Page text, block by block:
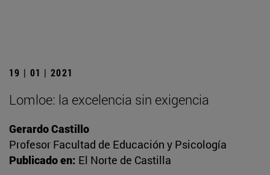
19 | 01 | 2021
Lomloe: la excelencia sin exigencia
Gerardo Castillo
Profesor Facultad de Educación y Psicología
Publicado en: El Norte de Castilla